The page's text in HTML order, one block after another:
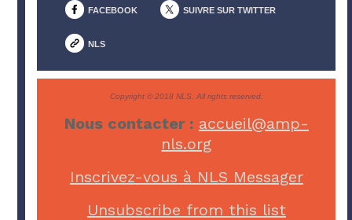
FACEBOOK SUIVRE SUR TWITTER
NLS
Copyright © 2018 NLS. All rights reserved.
Nous contacter : accueil@amp-
nls.org
Inscrivez-vous à NLS Messager
Unsubscribe from this list